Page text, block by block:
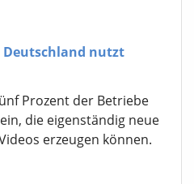
Deutschland nutzt
Prozent der Betriebe
die eigenständig neue
erzeugen können.